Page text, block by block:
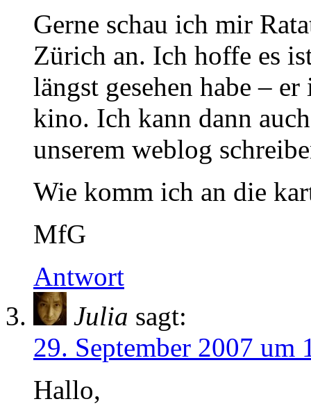
Gerne schau ich mir
Zürich an. Ich hoffe es
längst gesehen habe –
kino. Ich kann dann
unserem weblog
Wie komm ich an die
MfG
Antwort
Julia sagt:
29. September 2007 um
Hallo,